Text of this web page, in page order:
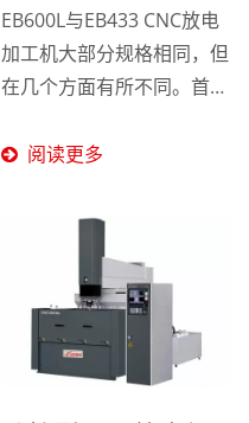
EB600L与EB433 CNC放电
加工机大部分规格相同，但
在几个方面有所不同。首
的3机1体设计，将机身、油
维修及零件替换的方便性。
其次，底座采用铸件结构，
使得机器更加稳固、刚性更
强，载重能力也更高。最
后，EB600L配备了日本
SANYO...
阅读更多